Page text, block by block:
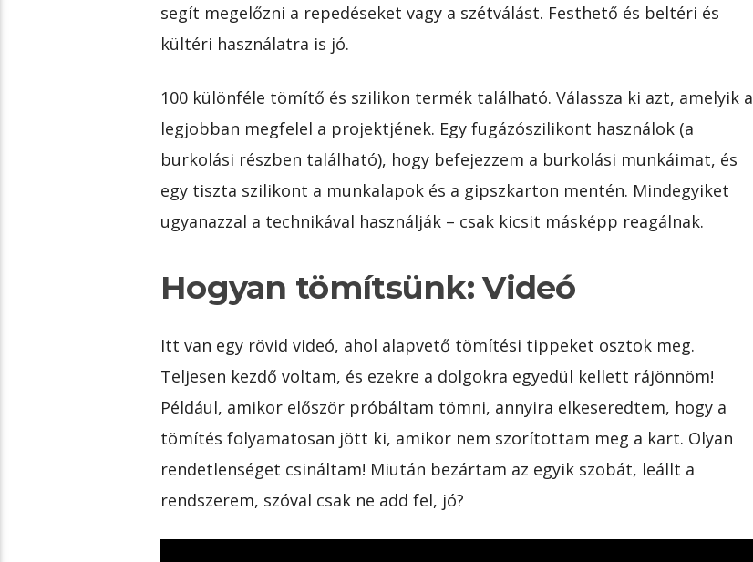
segít megelőzni a repedéseket vagy a szétválást. Festhető és beltéri és
kültéri használatra is jó.
100 különféle tömítő és szilikon termék található. Válassza ki azt, amelyik a
legjobban megfelel a projektjének. Egy fugázószilikont használok (a
burkolási részben található), hogy befejezzem a burkolási munkáimat, és
egy tiszta szilikont a munkalapok és a gipszkarton mentén. Mindegyiket
ugyanazzal a technikával használják – csak kicsit másképp reagálnak.
Hogyan tömítsünk: Videó
Itt van egy rövid videó, ahol alapvető tömítési tippeket osztok meg.
Teljesen kezdő voltam, és ezekre a dolgokra egyedül kellett rájönnöm!
Például, amikor először próbáltam tömni, annyira elkeseredtem, hogy a
tömítés folyamatosan jött ki, amikor nem szorítottam meg a kart. Olyan
rendetlenséget csináltam! Miután bezártam az egyik szobát, leállt a
rendszerem, szóval csak ne add fel, jó?